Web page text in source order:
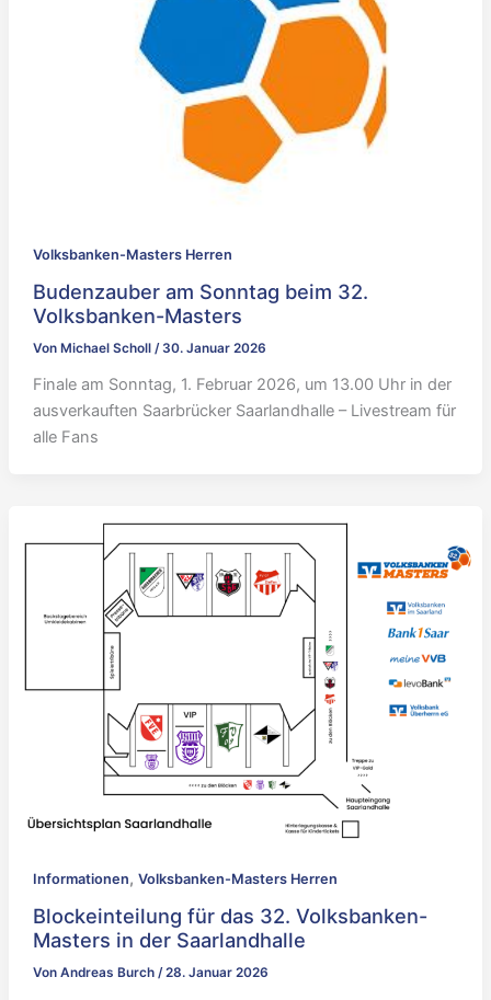
Volksbanken-Masters Herren
Budenzauber am Sonntag beim 32.
Volksbanken-Masters
Von Michael Scholl / 30. Januar 2026
Finale am Sonntag, 1. Februar 2026, um 13.00 Uhr in der
ausverkauften Saarbrücker Saarlandhalle – Livestream für
alle Fans
Informationen, Volksbanken-Masters Herren
Blockeinteilung für das 32. Volksbanken-
Masters in der Saarlandhalle
Von Andreas Burch /28. Januar 2026